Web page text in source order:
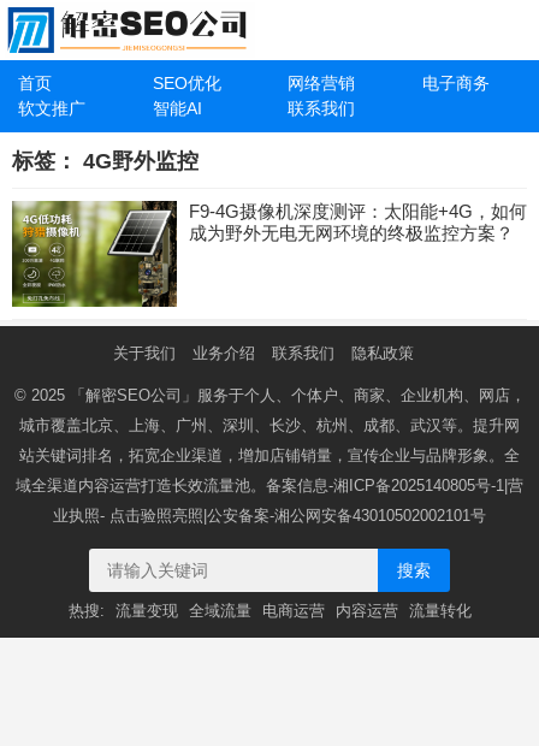
首页 SEO优化 网络营销
电子商务
软文推广
智能AI 联系我们
标签： 4G野外监控
F9-4G摄像机深度测评：太阳能+4G，如何
成为野外无电无网环境的终极监控方案？
关于我们 业务介绍 联系我们 隐私政策
© 2025 「解密SEO公司」 服务于个人、个体户、商家、企业机构、网店，
城市覆盖北京、上海、广州、深圳、长沙、杭州、成都、武汉等。提升网
站关键词排名，拓宽企业渠道，增加店铺销量，宣传企业与品牌形象。全
域全渠道内容运营打造长效流量池。备案信息-湘ICP备2025140805号-1 |营
业执照- 点击验照亮照 |公安备案-湘公网安备43010502002101号
搜索
热搜: 流量变现 全域流量 电商运营 内容运营 流量转化